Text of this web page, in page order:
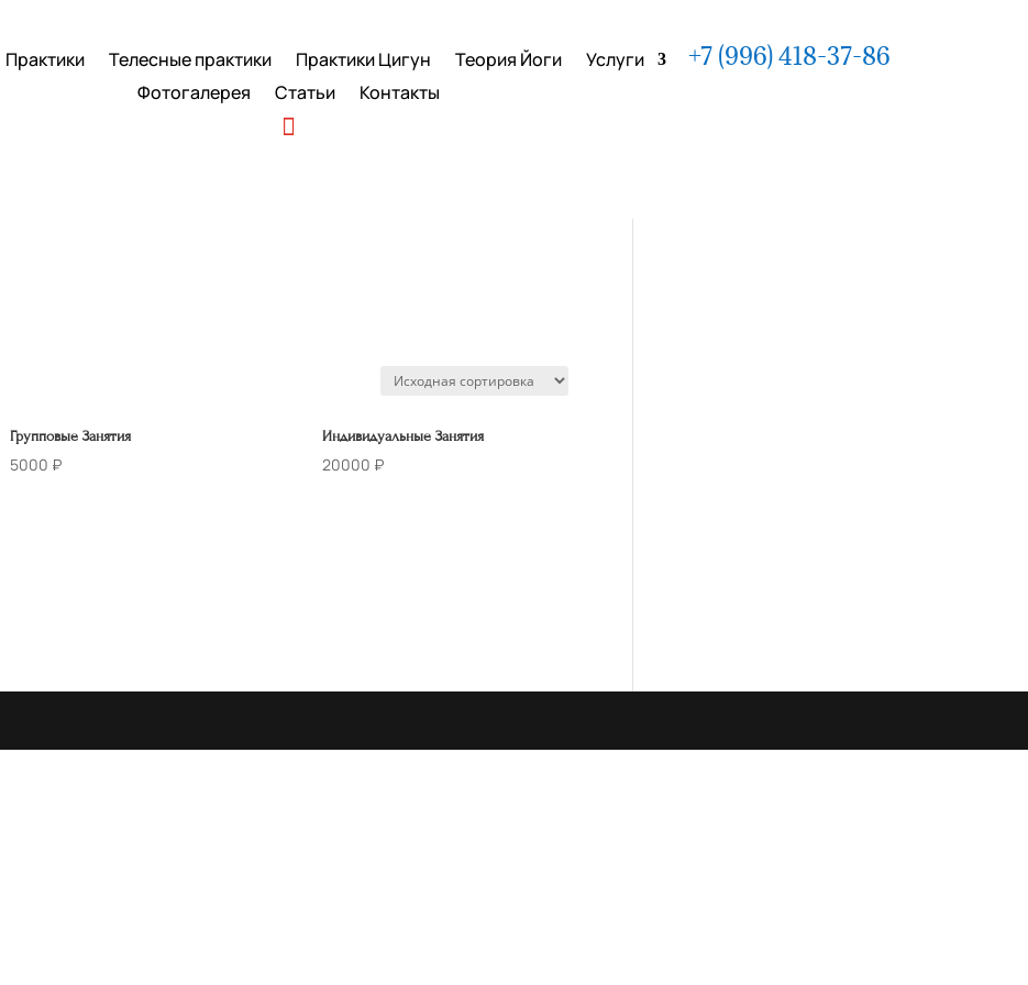
Практики Телесные практики Практики Цигун Теория Йоги
Услуги
Фотогалерея
Статьи Контакты
+7 (996) 418-37-86
Групповые Занятия
5000 ₽
Индивидуальные Занятия
20000 ₽